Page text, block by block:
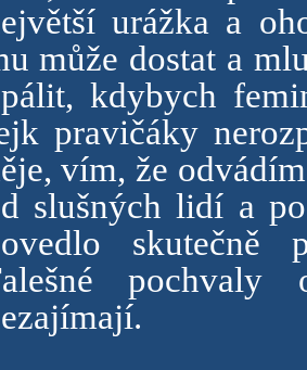
urážka a
může dostat a
kdybych
pravičáky
vím, že
slušných lidí a
skutečně